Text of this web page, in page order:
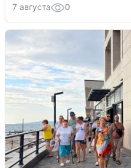
7 августа 0